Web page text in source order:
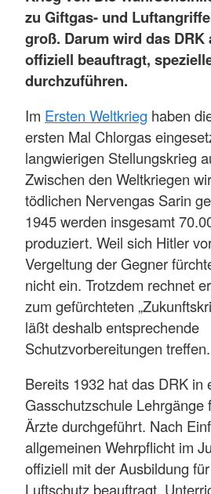
zu Giftgas- und
groß. Darum wird das DRK
offiziell beauftragt,
durchzuführen.
Im Ersten Weltkrieg haben
ersten Mal Chlorgas
langwierigen Stellungskrieg
Zwischen den Weltkriegen
tödlichen Nervengas Sarin
1945 werden insgesamt
produziert. Weil sich Hitler
Vergeltung der Gegner
nicht ein. Trotzdem rechnet
zum gefürchteten
läßt deshalb entsprechende
Schutzvorbereitungen treffen.
Bereits 1932 hat das DRK in
Gasschutzschule Lehrgänge
Ärzte durchgeführt. Nach
allgemeinen Wehrpflicht im
offiziell mit der Ausbildung
Luftschutz beauftragt.